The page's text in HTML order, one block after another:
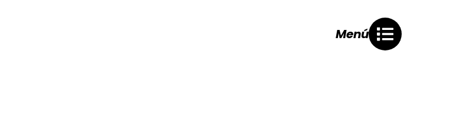
Menú